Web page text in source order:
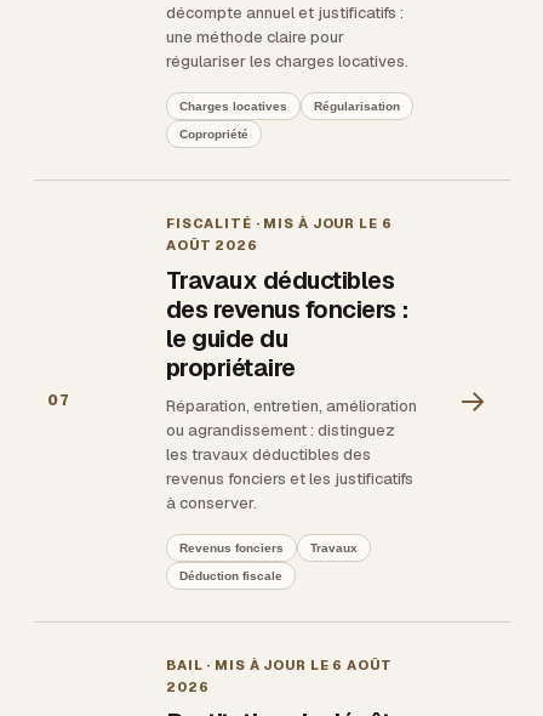
décompte annuel et justificatifs :
une méthode claire pour
régulariser les charges locatives.
Charges locatives Régularisation
Copropriété
07
FISCALITÉ · MIS À JOUR LE 6
AOÛT 2026
Travaux déductibles
des revenus fonciers :
le guide du
propriétaire
Réparation, entretien, amélioration
ou agrandissement : distinguez
les travaux déductibles des
revenus fonciers et les justificatifs
à conserver.
Revenus fonciers Travaux
Déduction fiscale
→
BAIL · MIS À JOUR LE 6 AOÛT
2026